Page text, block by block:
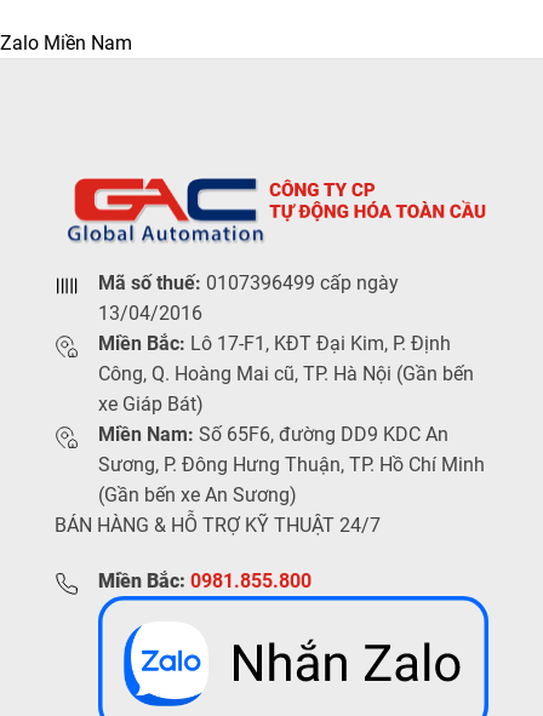
Zalo Miền Nam
Mã số thuế: 0107396499 cấp ngày
13/04/2016
Miền Bắc: Lô 17-F1, KĐT Đại Kim, P. Định
Công, Q. Hoàng Mai cũ, TP. Hà Nội (Gần bến
xe Giáp Bát)
Miền Nam: Số 65F6, đường DD9 KDC An
Sương, P. Đông Hưng Thuận, TP. Hồ Chí Minh
(Gần bến xe An Sương)
BÁN HÀNG & HỖ TRỢ KỸ THUẬT 24/7
Miền Bắc: 0981.855.800